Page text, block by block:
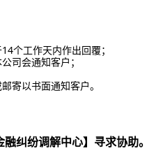
个工作天内作出回覆；
司会通知客户；
寄以书面通知客户。
纠纷调解中心】寻求协助。